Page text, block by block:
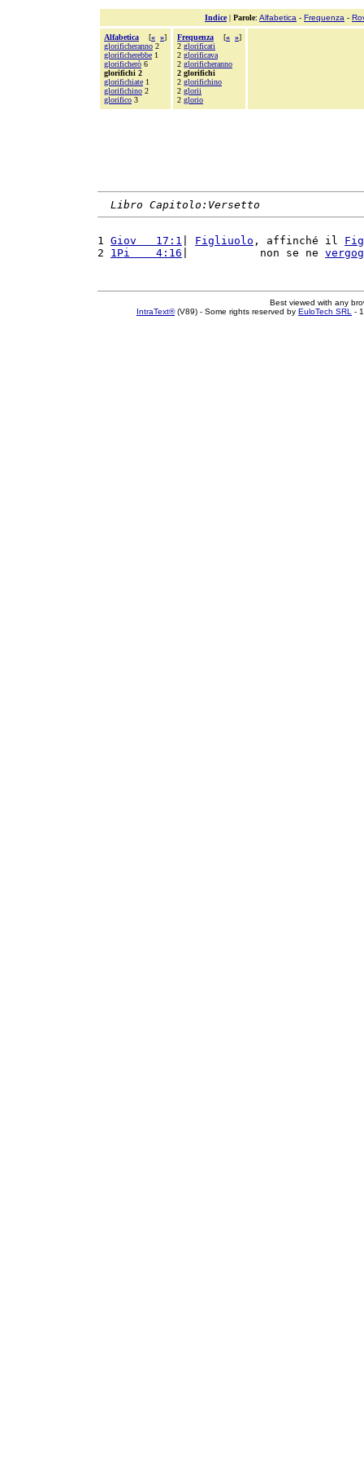
Indice| Parole: Alfabetica - Frequenza -
Alfabetica [« »]
glorificheranno 2
glorificherebbe 1
glorificherò 6
glorifichi 2
glorifichiate 1
glorifichino 2
glorifico 3
Frequenza [« »]
2 glorificati
2 glorificava
2 glorificheranno
2 glorifichi
2 glorifichino
2 glorii
2 glorio
Libro Capitolo:Versetto
1 Giov   17:1 Figliuolo , affinché il
2 1Pi    4:16 |           non se ne
Best viewed with any
IntraText®(V89) - Some rights reserved by EuloTech SRL -